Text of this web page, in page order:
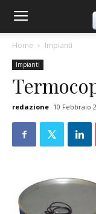
Home Impianti
Impianti
redazione 10 Febbraio